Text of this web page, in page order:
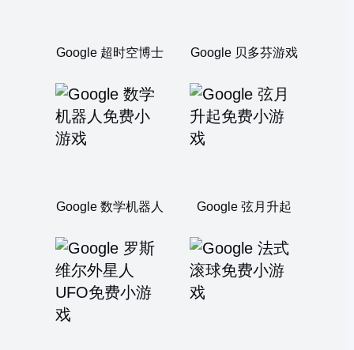
Google 超时空博士 Google 贝多芬游戏
Google 数学机器人 Google 弦月升起